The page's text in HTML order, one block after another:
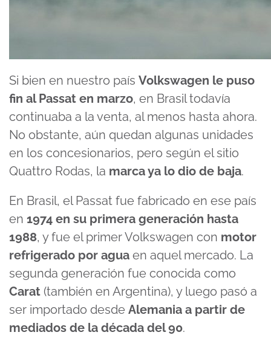
Si bien en nuestro país Volkswagen le puso
fin al Passat en marzo, en Brasil todavía
continuaba a la venta, al menos hasta ahora.
No obstante, aún quedan algunas unidades
en los concesionarios, pero según el sitio
Quattro Rodas, la marca ya lo dio de baja.
En Brasil, el Passat fue fabricado en ese país
en 1974 en su primera generación hasta
1988, y fue el primer Volkswagen con motor
refrigerado por agua en aquel mercado. La
segunda generación fue conocida como
Carat (también en Argentina), y luego pasó a
ser importado desde Alemania a partir de
mediados de la década del 90.